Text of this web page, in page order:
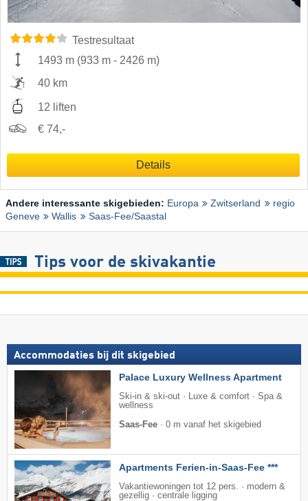
Testresultaat
1493 m (933 m - 2426 m)
40 km
12 liften
€ 74,-
Details
Andere interessante skigebieden: Europa Zwitserland
regio
Geneve
Wallis Saas-Fee/​Saastal
Tips voor de skivakantie
Accommodaties bij dit skigebied
Palace Luxury Wellness Apartment
Ski-in & ski-out · Luxe & comfort · Spa &
wellness
Saas-Fee · 0 m vanaf het skigebied
Apartments Ferien-in-Saas-Fee ***
Vakantiewoningen tot 12 pers. · modern &
gezellig · centrale ligging